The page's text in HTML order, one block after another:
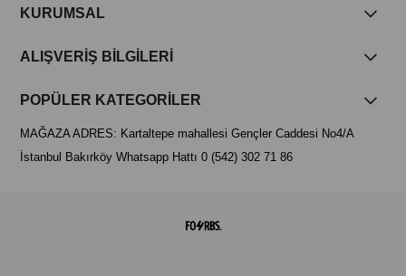
KURUMSAL
ALIŞVERİŞ BİLGİLERİ
POPÜLER KATEGORİLER
MAĞAZA ADRES: Kartaltepe mahallesi Gençler Caddesi No4/A
İstanbul Bakırköy Whatsapp Hattı 0 (542) 302 71 86